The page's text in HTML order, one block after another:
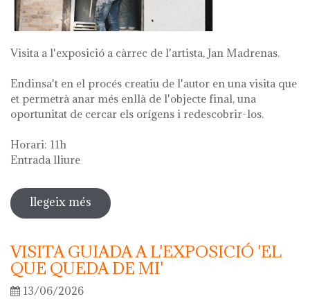
Visita a l'exposició a càrrec de l'artista, Jan Madrenas.
Endinsa't en el procés creatiu de l'autor en una visita que
et permetrà anar més enllà de l'objecte final, una
oportunitat de cercar els orígens i redescobrir-los.
Horari: 11h
Entrada lliure
llegeix més sobre visita guiada a l'exposició 'anar
a la font'
VISITA GUIADA A L'EXPOSICIÓ 'EL
QUE QUEDA DE MI'
13/06/2026